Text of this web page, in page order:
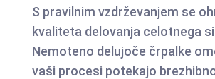
S pravilnim vzdrževanjem se
kvaliteta delovanja celotnega
Nemoteno delujoče črpalke
vaši procesi potekajo